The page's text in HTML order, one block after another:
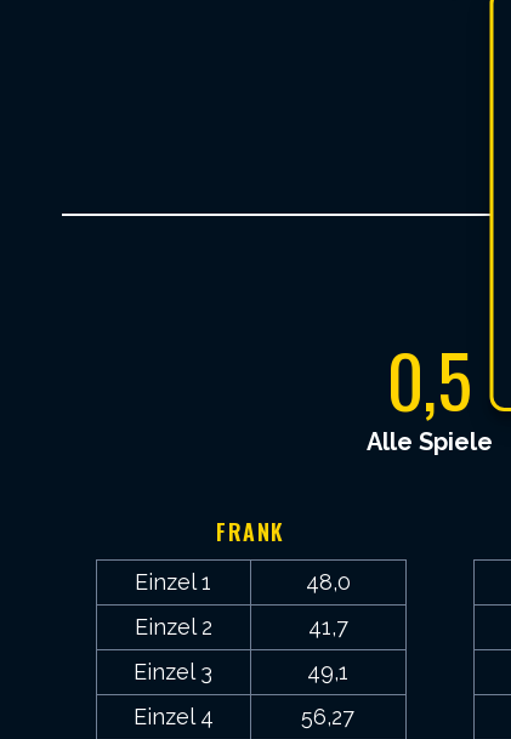
0,5
Alle Spiele
FRANK
Einzel 1
48,0
Einzel 2
41,7
Einzel 3
49,1
Einzel 4
56,27